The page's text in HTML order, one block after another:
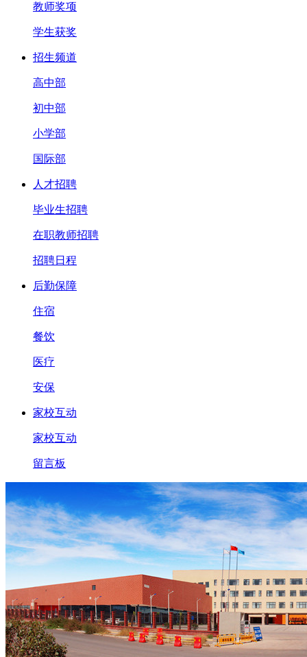
教师奖项
学生获奖
招生频道
高中部
初中部
小学部
国际部
人才招聘
毕业生招聘
在职教师招聘
招聘日程
后勤保障
住宿
餐饮
医疗
安保
家校互动
家校互动
留言板